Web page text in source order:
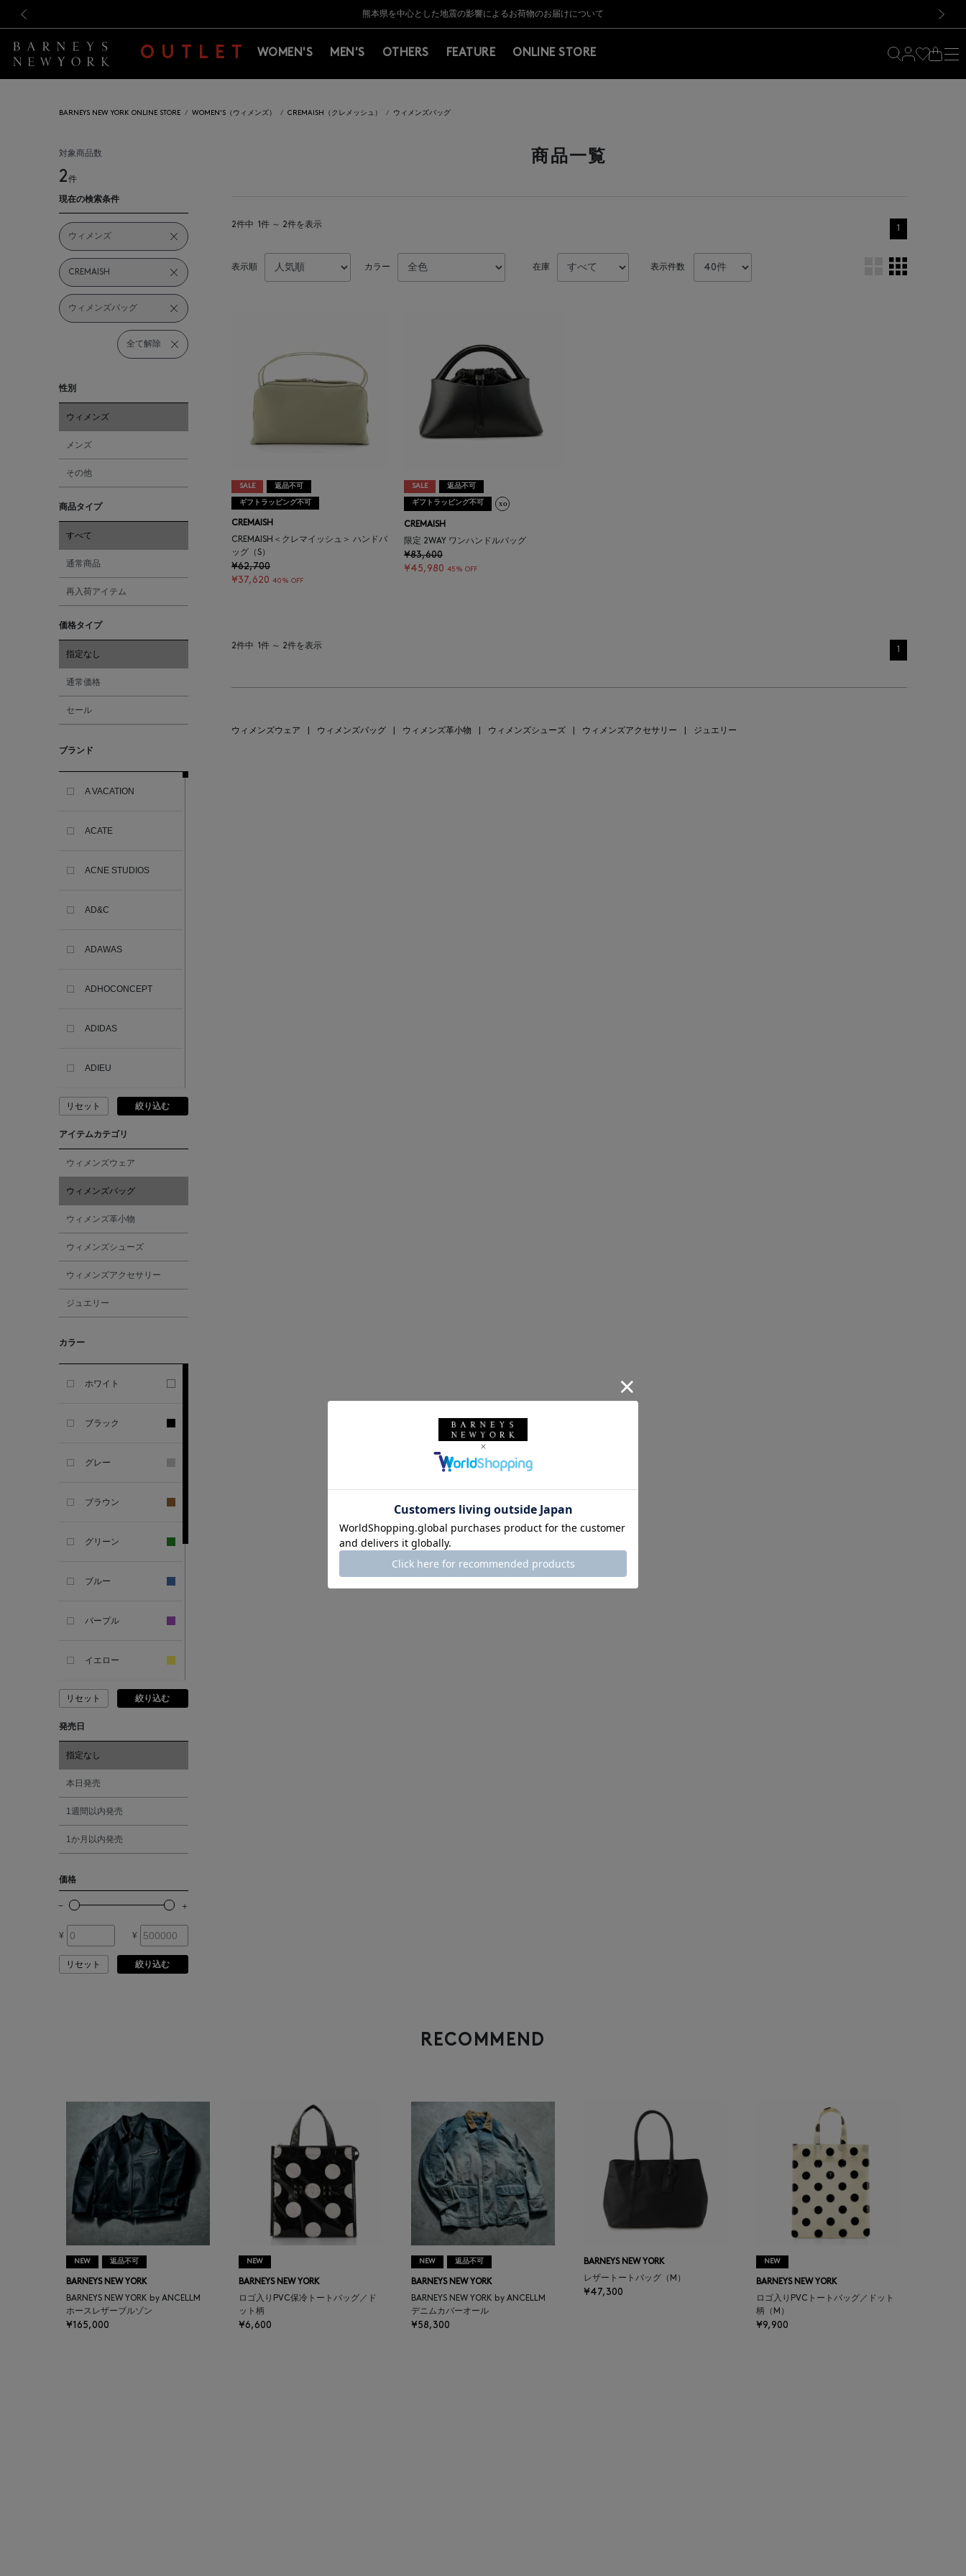
新規登録のお客様も対象！＜MY BARNEYS＞会員のお客様は11,000円（税込）以上のお買上げで常時送料無料！お買い物の際は会員登録を！
【夏季休業に伴う返品・交換承り一時停止のお知らせ】（2026.8.5）
熊本県を中心とした地震の影響によるお荷物のお届けについて
【開催中】SUMMER SALEのご案内・ご注意事項
新規登録のお客様も対象！＜MY BARNEYS＞会員のお客様は11,000円（税込）以上のお買上げで常時送料無料！お買い物の際は会員登録を！
【夏季休業に伴う返品・交換承り一時停止のお知らせ】（2026.8.5）
OUTLET WOMEN'S MEN'S OTHERS FEATURE ONLINE STORE
BARNEYS NEW YORK ONLINE STORE WOMEN'S（ウィメンズ） CREMAISH（クレメッシュ） ウィメンズバッグ
対象商品数
2件
現在の検索条件
ウィメンズ
CREMAISH
ウィメンズバッグ
全て解除
性別
ウィメンズ
メンズ
その他
商品タイプ
すべて
通常商品
再入荷アイテム
価格タイプ
指定なし
通常価格
セール
ブランド
A VACATION
ACATE
ACNE STUDIOS
AD&C
ADAWAS
ADHOCONCEPT
ADIDAS
ADIEU
ADLIN HUE
ADVISORY BOARD
CRYSTALS
AKIKO OGAWA.
ALBERT THURSTON
SANDAL
ANDERSONS
ANTIPAST
ANYA HINDMARCH
ARCS LONDON
ASAUCE MELER
ATHLETICS FTWR
ATTO VANNUCCI
FIRENZE
AURALEE
AUTRY
BAGUTTA
リセット 絞り込む
アイテムカテゴリ
ウィメンズウェア
ウィメンズバッグ
ウィメンズ革小物
ウィメンズシューズ
ウィメンズアクセサリー
ジュエリー
カラー
ホワイト
ブラック
グレー
ブラウン
グリーン
ブルー
パープル
イエロー
ピンク
レッド
オレンジ
シルバー
リセット 絞り込む
発売日
指定なし
本日発売
1週間以内発売
1か月以内発売
価格
¥ ¥
リセット 絞り込む
商品一覧
2件中 1件 ～ 2件を表示 1
表示順 カラー 在庫 表示件数
SALE 返品不可
ギフトラッピング不可
CREMAISH
CREMAISH＜クレマイッシュ＞ ハンドバ
ッグ（S）
¥62,700
¥37,620 40% OFF
SALE 返品不可
ギフトラッピング不可
CREMAISH
限定 2WAY ワンハンドルバッグ
¥83,600
¥45,980 45% OFF
2件中 1件 ～ 2件を表示 1
ウィメンズウェア ウィメンズバッグ ウィメンズ革小物 ウィメンズシューズ ウィメンズアクセサリー ジュエリー
RECOMMEND
NEW 返品不可
BARNEYS NEW YORK
BARNEYS NEW YORK by ANCELLM
ホースレザーブルゾン
¥165,000
NEW
BARNEYS NEW YORK
ロゴ入りPVC保冷トートバッグ／ド
ット柄
¥6,600
NEW 返品不可
BARNEYS NEW YORK
BARNEYS NEW YORK by ANCELLM
デニムカバーオール
¥58,300
BARNEYS NEW YORK
レザートートバッグ（M）
¥47,300
NEW
BARNEYS NEW YORK
ロゴ入りPVCトートバッグ／ドット
柄（M）
¥9,900